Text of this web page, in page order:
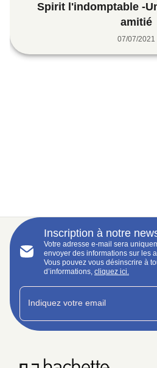
Spirit l'indomptable -
amitié
07/07/2021
Inscription à notre
Votre adresse e-mail sera
envoyer des informations sur les
Vous pouvez vous désinscrire à
d’informations, cliquez ici.
Indiquez votre email